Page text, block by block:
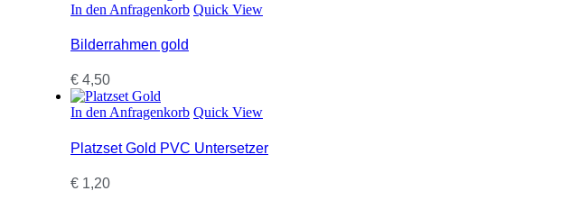
In den Anfragenkorb Quick View
Bilderrahmen gold
€ 4,50
In den Anfragenkorb Quick View
Platzset Gold PVC Untersetzer
€ 1,20